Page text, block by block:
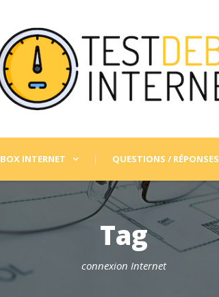
BOX INTERNET QUESTIONS / RÉPONSES
Tag
connexion Internet